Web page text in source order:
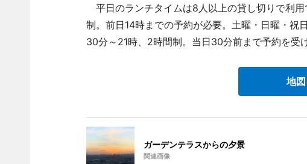
平日のランチタイムは8人以上の貸し切りで利
制。前日14時までの予約が必要。土曜・日曜・祝
30分～21時、2時間制。当日30分前まで予約を受
地
ガーデンテラスからの夕景
関連画像